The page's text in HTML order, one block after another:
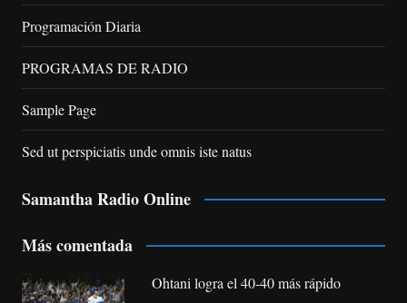
Programación Diaria
PROGRAMAS DE RADIO
Sample Page
Sed ut perspiciatis unde omnis iste natus
Samantha Radio Online
Más comentada
Ohtani logra el 40-40 más rápido